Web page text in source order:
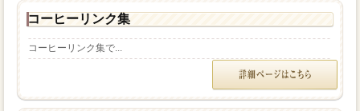
コーヒーリンク集
コーヒーリンク集で...